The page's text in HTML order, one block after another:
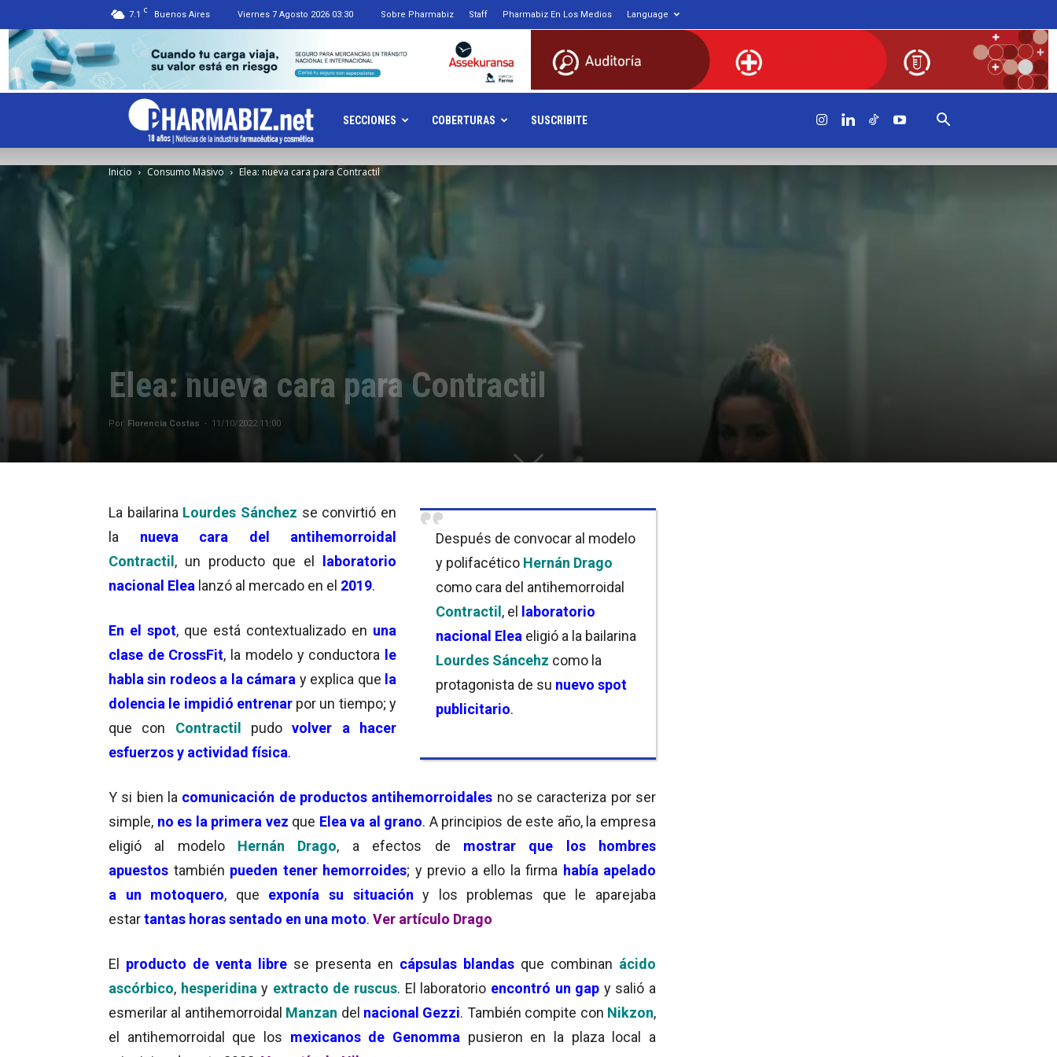
7.1 C Buenos Aires Viernes 7 Agosto 2026 03:30 Sobre Pharmabiz Staff Pharmabiz En Los Medios Language
Pharmabiz.NET
SECCIONES COBERTURAS SUSCRIBITE
Inicio Consumo Masivo Elea: nueva cara para Contractil
Elea: nueva cara para Contractil
Por Florencia Costas - 11/10/2022 11:00
Después de convocar al modelo
y polifacético Hernán Drago
como cara del antihemorroidal
Contractil, el laboratorio
nacional Elea eligió a la bailarina
Lourdes Sáncehz como la
protagonista de su nuevo spot
publicitario.
La bailarina Lourdes Sánchez se convirtió en
la nueva cara del antihemorroidal
Contractil, un producto que el laboratorio
nacional Elea lanzó al mercado en el 2019.
En el spot, que está contextualizado en una
clase de CrossFit, la modelo y conductora le
habla sin rodeos a la cámara y explica que la
dolencia le impidió entrenar por un tiempo; y
que con Contractil pudovolver a hacer
esfuerzos y actividad física.
Y si bien la comunicación de productos antihemorroidales no se caracteriza por ser
simple, no es la primera vez que Elea va al grano. A principios de este año, la empresa
eligió al modelo Hernán Drago, a efectos de mostrar que los hombres
apuestos también pueden tener hemorroides; y previo a ello la firma había apelado
a
un motoquero, que exponía su situación y los problemas que le aparejaba
estartantas horas sentado en una moto. Ver artículo Drago
El producto de venta libre se presenta en cápsulas blandas que combinan ácido
ascórbico, hesperidina y extracto de ruscus. El laboratorio encontró un gap y salió a
esmerilar al antihemorroidal Manzan del nacional Gezzi. También compite con Nikzon,
el antihemorroidal que los mexicanos de Genomma pusieron en la plaza local a